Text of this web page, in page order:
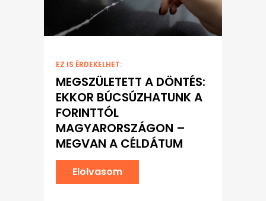
EZ IS ÉRDEKELHET:
MEGSZÜLETETT A DÖNTÉS:
EKKOR BÚCSÚZHATUNK A
FORINTTÓL
MAGYARORSZÁGON –
MEGVAN A CÉLDÁTUM
Elolvasom